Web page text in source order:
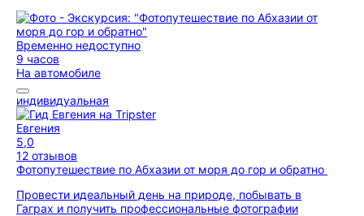
Временно недоступно
9 часов
На автомобиле
индивидуальная
Евгения
5,0
12 отзывов
Фотопутешествие по Абхазии от моря до гор и обратно
Провести идеальный день на природе, побывать в
Гаграх и получить профессиональные фотографии